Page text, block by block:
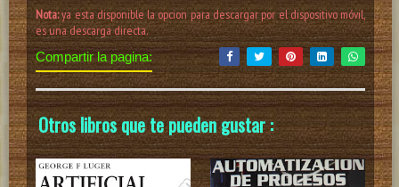
Nota:ya esta disponible la opcion para descargar por el dispositivo móvil,
es una descarga directa.
Compartir la pagina:
Otros libros que te pueden gustar :